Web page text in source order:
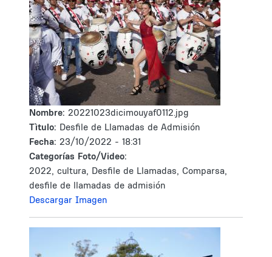
Nombre: 20221023dicimouyaf0112.jpg
Tìtulo: Desfile de Llamadas de Admisión
Fecha: 23/10/2022 - 18:31
Categorías Foto/Video:
2022, cultura, Desfile de Llamadas, Comparsa,
desfile de llamadas de admisión
Descargar Imagen